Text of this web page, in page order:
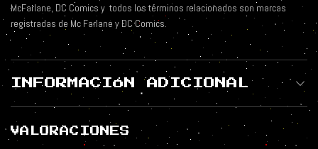
McFarlane, DC Comics y todos los términos relacionados son marcas
registradas de Mc Farlane y DC Comics.
INFORMACIÓN ADICIONAL
VALORACIONES